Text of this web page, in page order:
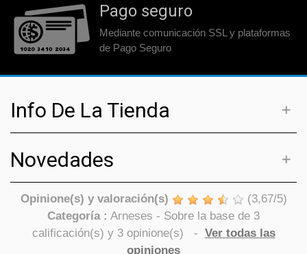
Pago seguro
Mediante comunicación SSL y plataformas
de Pago Seguro
Info De La Tienda
Novedades
Opinione(s) y valoración(s) (3,67/5)
Categoría : Arneses - Sobre la base de 3
calificación(s) y 3opinione(s) - Ver todas las
opiniones